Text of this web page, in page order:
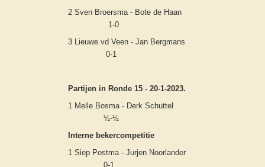
2 Sven Broersma - Bote de Haan
1-0
3 Lieuwe vd Veen - Jan Bergmans
0-1
Partijen in Ronde 15 - 20-1-2023.
1 Melle Bosma - Derk Schuttel
½-½
Interne bekercompetitie
1 Siep Postma - Jurjen Noorlander
0-1